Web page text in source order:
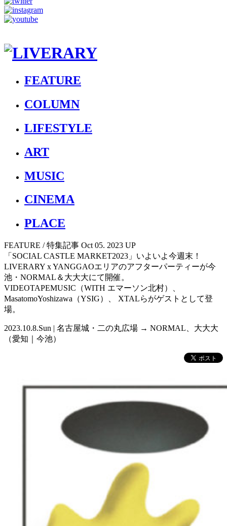
FEATURE
COLUMN
LIFESTYLE
ART
MUSIC
CINEMA
PLACE
FEATURE / 特集記事 Oct 05. 2023 UP
「SOCIAL CASTLE MARKET2023」いよいよ今週末！
LIVERARY x YANGGAOエリアのアフターパーティーが今
池・NORMAL＆大大大にて開催。
VIDEOTAPEMUSIC（WITH エマーソン北村）、
MasatomoYoshizawa（YSIG）、 XTALらがゲストとして登
場。
2023.10.8.Sun | 名古屋城・二の丸広場 → NORMAL、大大大
（愛知｜今池）